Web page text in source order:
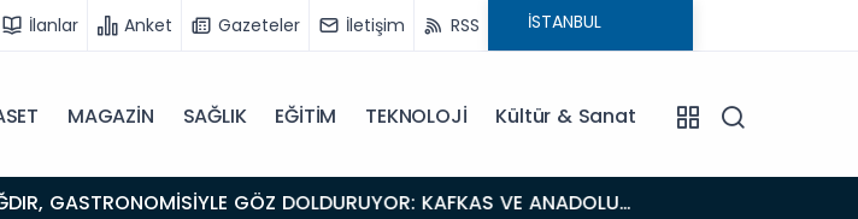
İlanlar Anket Gazeteler İletişim RSS
MAGAZİN SAĞLIK EĞİTİM TEKNOLOJİ Kültür & Sanat